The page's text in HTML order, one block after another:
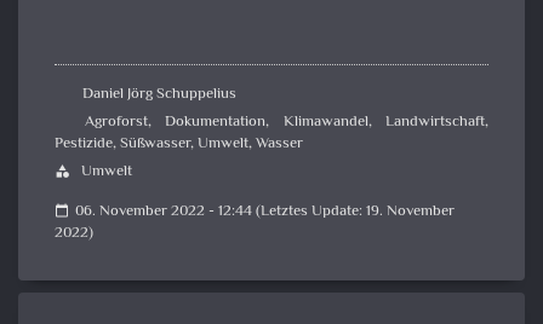
Daniel Jörg Schuppelius
Agroforst,Dokumentation, Klimawandel,Landwirtschaft,
Pestizide,Süßwasser,Umwelt,Wasser
category Umwelt
calendar_today 06. November 2022 - 12:44 (Letztes Update: 19. November
2022)